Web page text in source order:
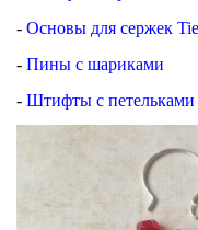
- Основы для сержек
- Пины с шариками
- Штифты с петельками